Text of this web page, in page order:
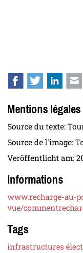
Facebook
Twitter
Mentions légales
Source du texte:
Source de l'image:
Veröffentlicht am:
Informations
www.recharge-au-
vue/
Tags
infrastructures